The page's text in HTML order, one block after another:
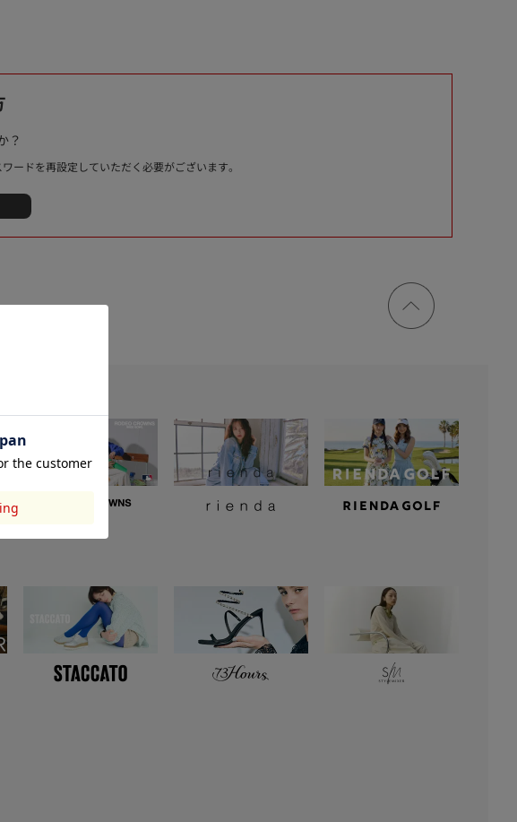
？
ードを再設定していただく必要がございます。
ページ
トップ